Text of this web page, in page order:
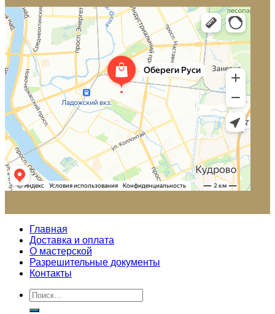
Главная
Доставка и оплата
О мастерской
Разрешительные документы
Контакты